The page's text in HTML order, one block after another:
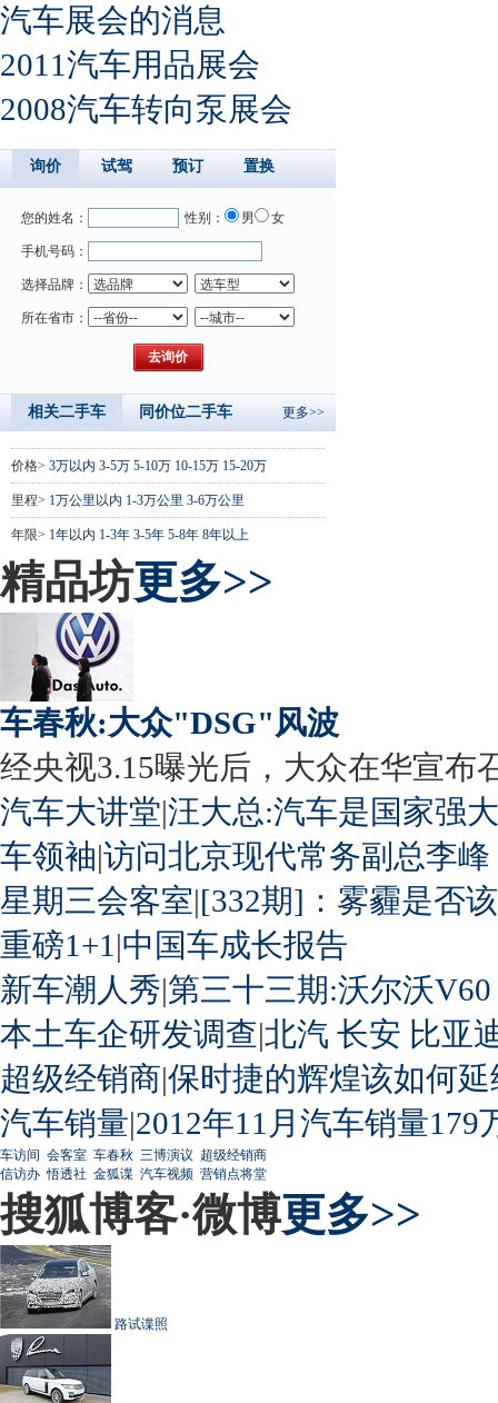
汽车展会的消息
2011汽车用品展会
2008汽车转向泵展会
询价 试驾 预订 置换
您的姓名： 性别： 男 女
手机号码：
选择品牌：
所在省市：
相关二手车 同价位二手车 更多>>
价格> 3万以内 3-5万 5-10万 10-15万 15-20万
里程> 1万公里以内 1-3万公里 3-6万公里
年限> 1年以内 1-3年 3-5年 5-8年 8年以上
精品坊更多>>
车春秋:大众"DSG"风波
经央视3.15曝光后，大众在华宣布
汽车大讲堂|汪大总:汽车是国家强
车领袖|访问北京现代常务副总李峰
星期三会客室|[332期]：雾霾是否
重磅1+1 |中国车成长报告
新车潮人秀|第三十三期:沃尔沃
本土车企研发调查|北汽 长安 比亚
超级经销商|保时捷的辉煌该如何延
汽车销量|2012年11月汽车销量179
车访间 会客室 车春秋 三博演议 超级经销商
信访办 悟透社 金狐谍 汽车视频 营销点将堂
搜狐博客·微博更多>>
路试谍照